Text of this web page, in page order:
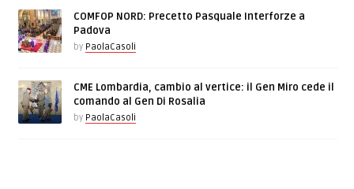
COMFOP NORD: Precetto Pasquale Interforze a
Padova
by PaolaCasoli
CME Lombardia, cambio al vertice: il Gen Miro cede il
comando al Gen Di Rosalia
by PaolaCasoli